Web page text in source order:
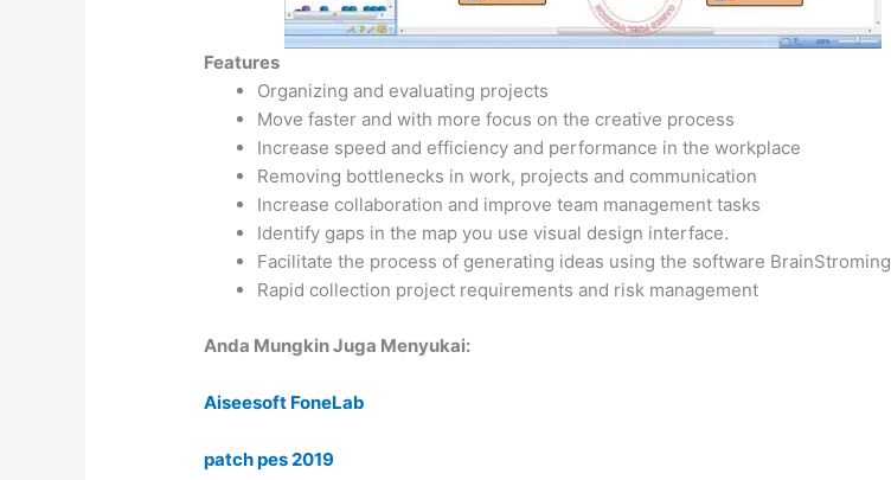
Features
Organizing and evaluating projects
Move faster and with more focus on the creative process
Increase speed and efficiency and performance in the workplace
Removing bottlenecks in work, projects and communication
Increase collaboration and improve team management tasks
Identify gaps in the map you use visual design interface.
Facilitate the process of generating ideas using the software BrainStroming
Rapid collection project requirements and risk management
Anda Mungkin Juga Menyukai:
Aiseesoft FoneLab
patch pes 2019